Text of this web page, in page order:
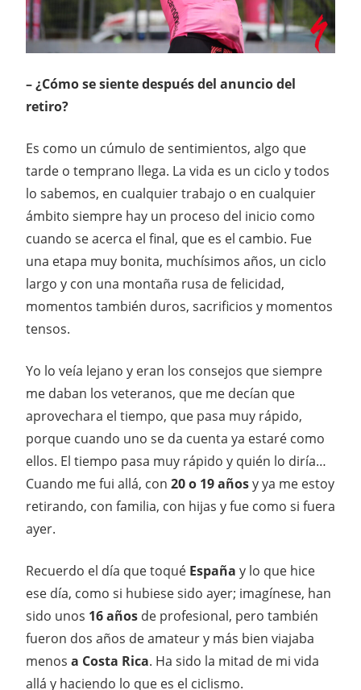
– ¿Cómo se siente después del anuncio del
retiro?
Es como un cúmulo de sentimientos, algo que
tarde o temprano llega. La vida es un ciclo y todos
lo sabemos, en cualquier trabajo o en cualquier
ámbito siempre hay un proceso del inicio como
cuando se acerca el final, que es el cambio. Fue
una etapa muy bonita, muchísimos años, un ciclo
largo y con una montaña rusa de felicidad,
momentos también duros, sacrificios y momentos
tensos.
Yo lo veía lejano y eran los consejos que siempre
me daban los veteranos, que me decían que
aprovechara el tiempo, que pasa muy rápido,
porque cuando uno se da cuenta ya estaré como
ellos. El tiempo pasa muy rápido y quién lo diría…
Cuando me fui allá, con 20 o 19 añosy ya me estoy
retirando, con familia, con hijas y fue como si fuera
ayer.
Recuerdo el día que toqué España y lo que hice
ese día, como si hubiese sido ayer; imagínese, han
sido unos 16 años de profesional, pero también
fueron dos años de amateur y más bien viajaba
menos a Costa Rica. Ha sido la mitad de mi vida
allá y haciendo lo que es el ciclismo.